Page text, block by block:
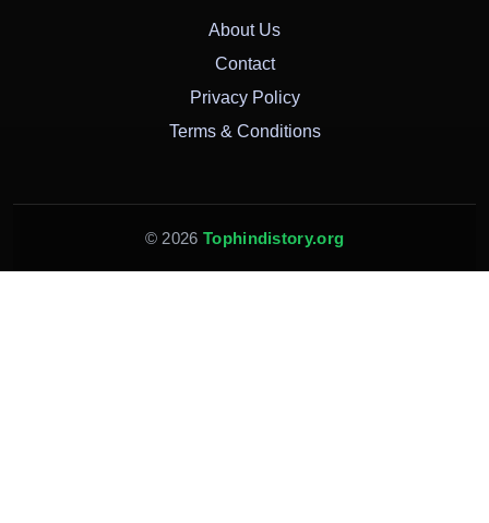
About Us
Contact
Privacy Policy
Terms & Conditions
© 2026 Tophindistory.org